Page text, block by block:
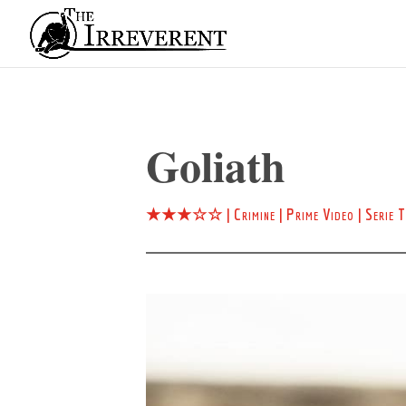
Goliath
★★★☆☆ | Crimine | Prime Video | Serie